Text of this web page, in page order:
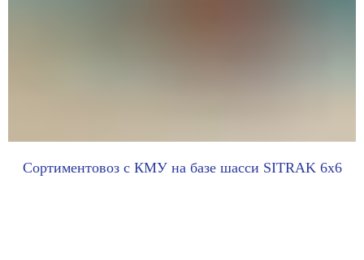
Сортиментовоз с КМУ на базе шасси SITRAK 6x6